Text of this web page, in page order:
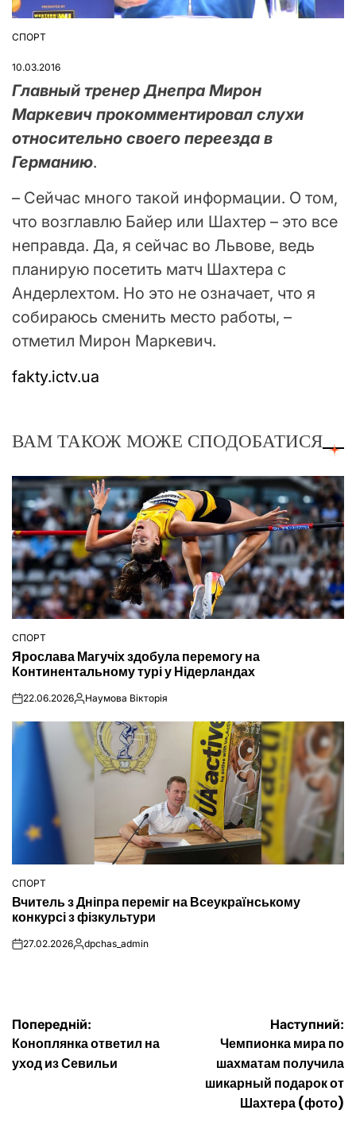
ОПУБЛІКУВАТИ
СПОРТ
10.03.2016
Главный тренер Днепра Мирон
Маркевич прокомментировал слухи
относительно своего переезда в
Германию.
– Сейчас много такой информации. О том,
что возглавлю Байер или Шахтер – это все
неправда. Да, я сейчас во Львове, ведь
планирую посетить матч Шахтера с
Андерлехтом. Но это не означает, что я
собираюсь сменить место работы, –
отметил Мирон Маркевич.
fakty.ictv.ua
ВАМ ТАКОЖ МОЖЕ СПОДОБАТИСЯ
ОПУБЛІКУВАТИ
У
СПОРТ
Ярослава Магучіх здобула перемогу на
Континентальному турі у Нідерландах
on22.06.2026Опубліковано
Наумова Вікторія
ОПУБЛІКУВАТИ
У
СПОРТ
Вчитель з Дніпра переміг на Всеукраїнському
конкурсі з фізкультури
on27.02.2026Опубліковано
dpchas_admin
Навігація
записів
Попередній:
Коноплянка ответил на
уход из Севильи
Наступний:
Чемпионка мира по
шахматам получила
шикарный подарок от
Шахтера (фото)